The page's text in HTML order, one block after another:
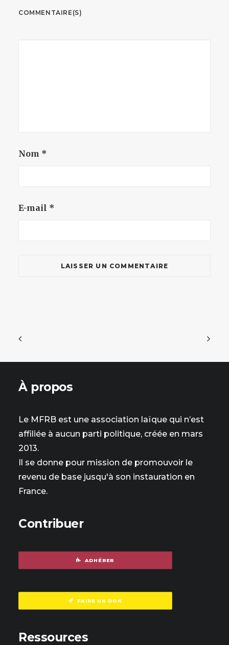
COMMENTAIRE(S)
Nom *
E-mail *
À propos
Le MFRB est une association laïque qui n’est
affiliée à aucun parti politique, créée en mars
2013.
Il se donne pour mission de promouvoir le
revenu de base jusqu'à son instauration en
France.
Contribuer
ADHÉRER
FAIRE UN DON
Ressources